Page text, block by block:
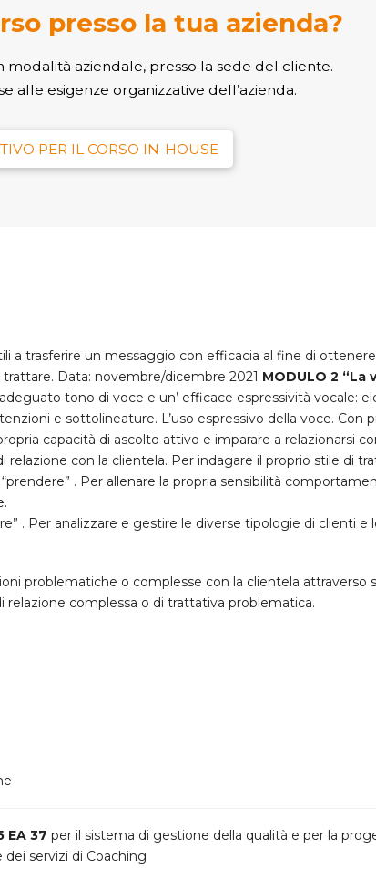
presso la tua azienda?
aziendale, presso la sede del cliente.
alle esigenze organizzative dell’azienda.
PER IL CORSO IN-HOUSE
a trasferire un messaggio con efficacia al fine di
Data: novembre/dicembre 2021 MODULO 2
tono di voce e un’ efficace espressività vocale:
e sottolineature. L’uso espressivo della voce. Con
capacità di ascolto attivo e imparare a relazionarsi
con la clientela. Per indagare il proprio stile di
. Per allenare la propria sensibilità
. Per analizzare e gestire le diverse tipologie di clienti e
problematiche o complesse con la clientela attraverso
complessa o di trattativa problematica.
EA 37 per il sistema di gestione della qualità e per la
servizi di Coaching